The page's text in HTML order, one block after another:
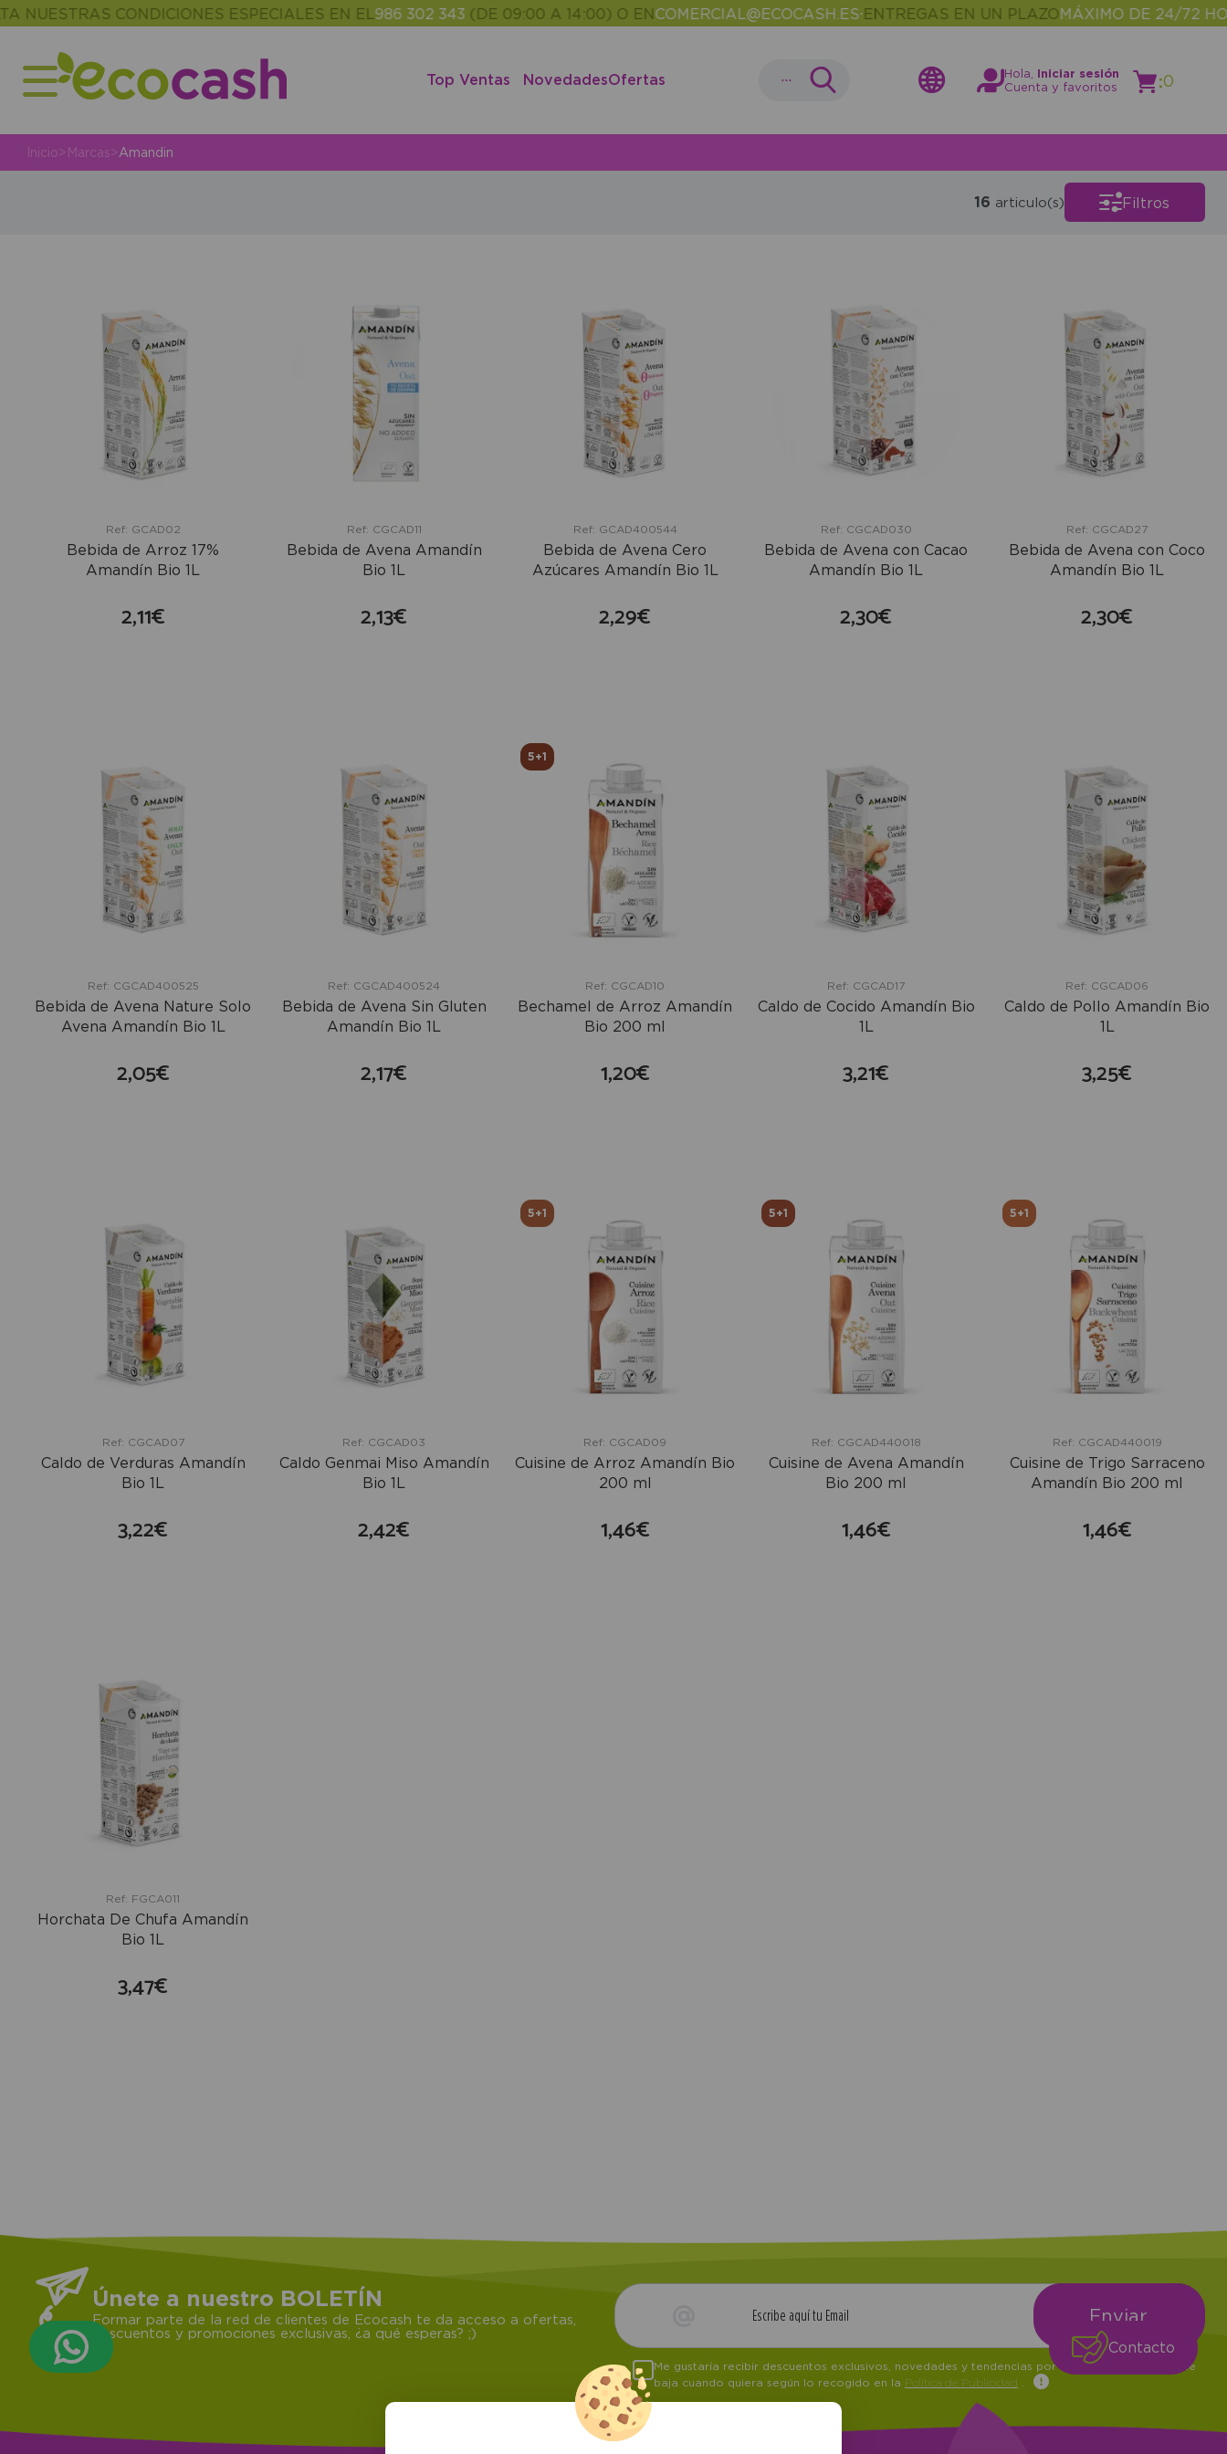
CONDICIONES ESPECIALES EN EL986 302 343 (DE 09:00 A 14:00) O EN COMERCIAL@ECOCASH.ES• ENTREGAS EN UN PLAZO MÁXIMO DE 24/72 HORAS •
Top Ventas NovedadesOfertas ... Hola,
Iniciar sesión
Cuenta y favoritos
:0
Inicio> Marcas> Amandin
16 articulo(s) Filtros
Ref: GCAD02
Bebida de Arroz 17%
Amandín Bio 1L
2,11€
Ref: CGCAD11
Bebida de Avena Amandín
Bio 1L
2,13€
Ref: GCAD400544
Bebida de Avena Cero
Azúcares Amandín Bio 1L
2,29€
Ref: CGCAD030
Bebida de Avena con Cacao
Amandín Bio 1L
2,30€
Ref: CGCAD27
Bebida de Avena con Coco
Amandín Bio 1L
2,30€
Ref: CGCAD400525
Bebida de Avena Nature Solo
Avena Amandín Bio 1L
2,05€
Ref: CGCAD400524
Bebida de Avena Sin Gluten
Amandín Bio 1L
2,17€
5+1
Ref: CGCAD10
Bechamel de Arroz Amandín
Bio 200 ml
1,20€
Ref: CGCAD17
Caldo de Cocido Amandín Bio
1L
3,21€
Ref: CGCAD06
Caldo de Pollo Amandín Bio
1L
3,25€
Ref: CGCAD07
Caldo de Verduras Amandín
Bio 1L
3,22€
Ref: CGCAD03
Caldo Genmai Miso Amandín
Bio 1L
2,42€
5+1
Ref: CGCAD09
Cuisine de Arroz Amandín Bio
200 ml
1,46€
5+1
Ref: CGCAD440018
Cuisine de Avena Amandín
Bio 200 ml
1,46€
5+1
Ref: CGCAD440019
Cuisine de Trigo Sarraceno
Amandín Bio 200 ml
1,46€
Ref: FGCA011
Horchata De Chufa Amandín
Bio 1L
3,47€
Únete a nuestro BOLETÍN
Formar parte de la red de clientes de Ecocash te da acceso a ofertas,
descuentos y promociones exclusivas, ¿a qué esperas? ;)
Me gustaría recibir descuentos exclusivos, novedades y tendencias por e-mail. Puedo darme de
baja cuando quiera según lo recogido en la Política de Publicidad
Contacto